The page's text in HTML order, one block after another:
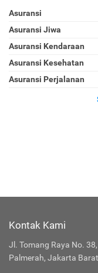
Asuransi
Asuransi Jiwa
Asuransi Kendaraan
Asuransi Kesehatan
Asuransi Perjalanan
Kontak Kami
Jl. Tomang Raya No.
Palmerah, Jakarta